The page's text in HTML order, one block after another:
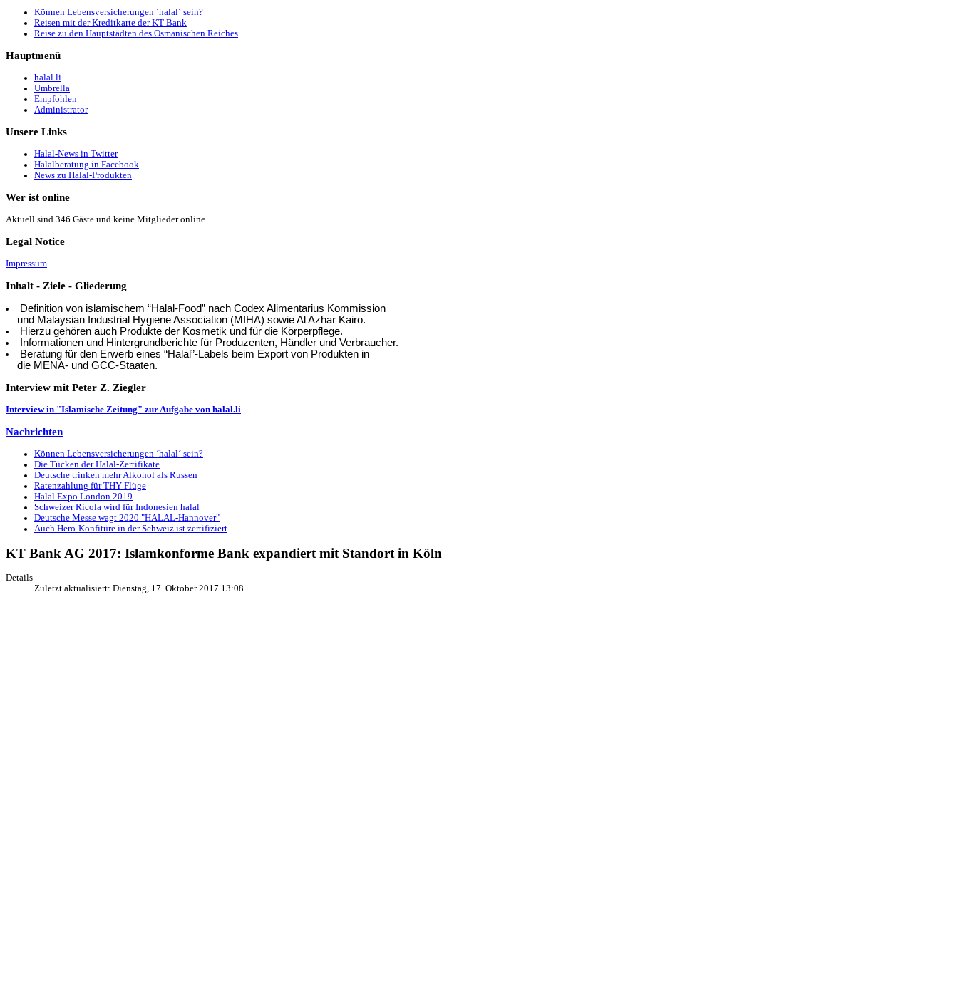
Können Lebensversicherungen ´halal´ sein?
Reisen mit der Kreditkarte der KT Bank
Reise zu den Hauptstädten des Osmanischen Reiches
Hauptmenü
halal.li
Umbrella
Empfohlen
Administrator
Unsere Links
Halal-News in Twitter
Halalberatung in Facebook
News zu Halal-Produkten
Wer ist online
Aktuell sind 346 Gäste und keine Mitglieder online
Legal Notice
Impressum
Inhalt - Ziele - Gliederung
Definition von islamischem “Halal-Food” nach Codex Alimentarius Kommission
und Malaysian Industrial Hygiene Association (MIHA) sowie Al Azhar Kairo.
Hierzu gehören auch Produkte der Kosmetik und für die Körperpflege.
Informationen und Hintergrundberichte für Produzenten, Händler und Verbraucher.
Beratung für den Erwerb eines “Halal”-Labels beim Export von Produkten in
die MENA- und GCC-Staaten.
Interview mit Peter Z. Ziegler
Interview in "Islamische Zeitung" zur Aufgabe von halal.li
Nachrichten
Können Lebensversicherungen ´halal´ sein?
Die Tücken der Halal-Zertifikate
Deutsche trinken mehr Alkohol als Russen
Ratenzahlung für THY Flüge
Halal Expo London 2019
Schweizer Ricola wird für Indonesien halal
Deutsche Messe wagt 2020 "HALAL-Hannover"
Auch Hero-Konfitüre in der Schweiz ist zertifiziert
KT Bank AG 2017: Islamkonforme Bank expandiert mit Standort in Köln
Details
Zuletzt aktualisiert: Dienstag, 17. Oktober 2017 13:08